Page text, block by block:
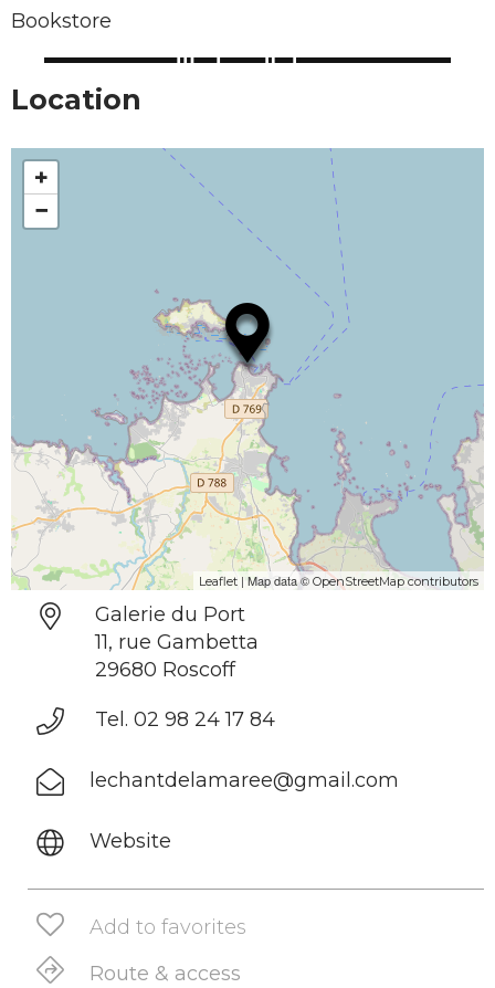
Bookstore
Location
+
−
Leaflet | Map data © OpenStreetMap contributors
Galerie du Port
11, rue Gambetta
29680 Roscoff
Tel. 02 98 24 17 84
lechantdelamaree@gmail.com
Website
Add to favorites
Route & access